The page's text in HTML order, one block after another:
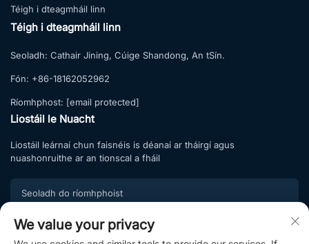
Téigh i dteagmháil linn
Téigh i dteagmháil linn
Seoladh: Cathair Jining, Cúige Shandong, An tSín.
Fón: +86-18162052962
Ríomhphost: [email protected]
Liostáil le Nuacht
Liostáil leárnaí chun faisnéis is déanaí ar tháirgí agus
nuashonruithe ar an tionscal a fháil
Scriosadh
We value your privacy